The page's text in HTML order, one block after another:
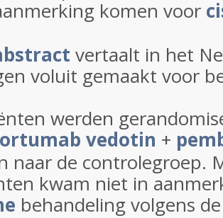
komen voor
vertaalt in het
voluit gemaakt voor
werden
vedotin +
naar de controlegroep.
kwam niet in
behandeling volgens